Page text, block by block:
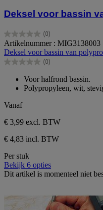
Deksel voor bassin
(0)
0.0
van
de
5
Artikelnummer : MIG3138003
Deksel voor bassin van
(0)
0.0
sterren.
Voor halfrond bassin.
Polypropyleen, wit,
Vanaf
€ 3,99 excl. BTW
€ 4,83 incl. BTW
Per stuk
Bekijk 6 opties
Dit artikel is momenteel niet